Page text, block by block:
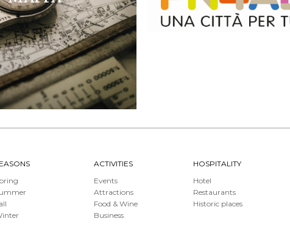
ACTIVITIES
Events
Attractions
Food & Wine
Business
HOSPITALITY
Hotel
Restaurants
Historic places